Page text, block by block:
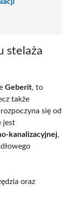
stelaża
Geberit, to
także
się od
jest
kanalizacyjnej,
oraz